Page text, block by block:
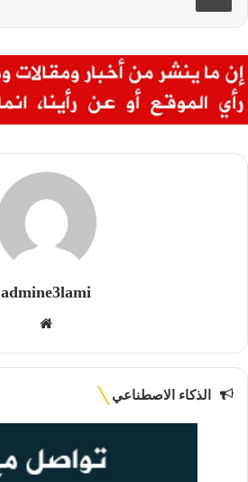
admine3lami
الذكاء الاصطناعي